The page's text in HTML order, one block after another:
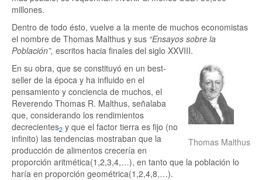
millones.
Dentro de todo ésto, vuelve a la mente de muchos economistas
el nombre de Thomas Malthus y sus “Ensayos sobre la
Población”, escritos hacia finales del siglo XXVIII.
Thomas Malthus
En su obra, que se constituyó en un best-
seller de la época y ha influido en el
pensamiento y conciencia de muchos, el
Reverendo Thomas R. Malthus, señalaba
que, considerando los rendimientos
decrecientes2 y que el factor tierra es fijo (no
infinito) las tendencias mostraban que la
producción de alimentos crecería en
proporción aritmética(1,2,3,4,…), en tanto que la población lo
haría en proporción geométrica(1,2,4,8,…).